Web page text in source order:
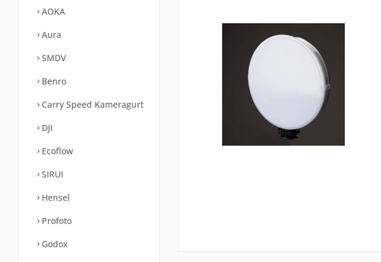
AOKA
Aura
SMDV
Benro
Carry Speed Kameragurt
DJI
Ecoflow
SIRUI
Hensel
Profoto
Godox